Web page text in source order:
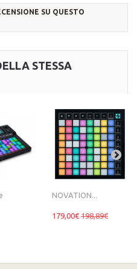
SU QUESTO
STESSA
NOVATION...
179,00€ 198,89€